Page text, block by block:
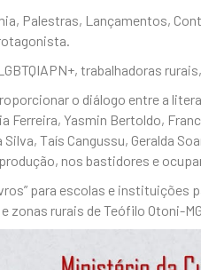
Palestras, Lançamentos,
trabalhadoras
o diálogo entre a
Ferreira, Yasmin Bertoldo,
Taís Cangussu, Geralda
nos bastidores e
para escolas e instituições
zonas rurais de Teófilo Otoni-